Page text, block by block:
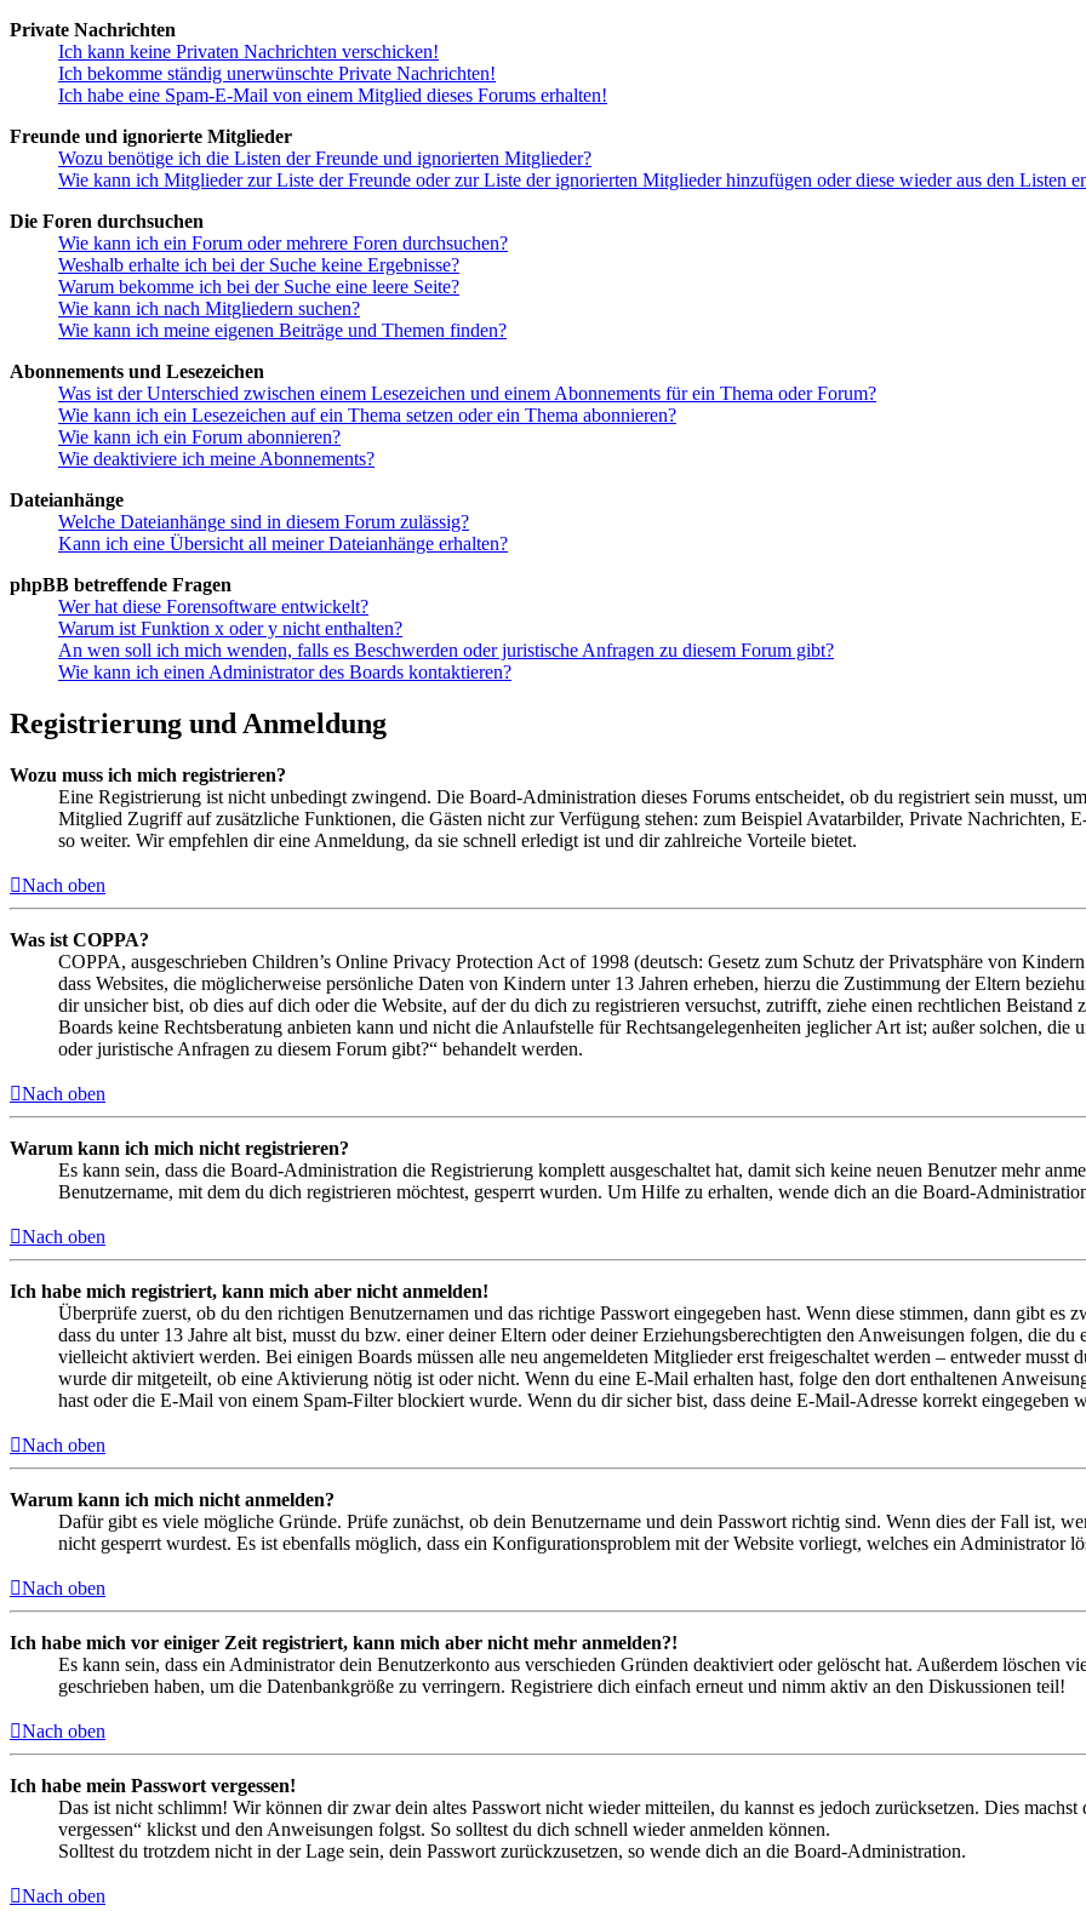
Private Nachrichten
Ich kann keine Privaten Nachrichten verschicken!
Ich bekomme ständig unerwünschte Private Nachrichten!
Ich habe eine Spam-E-Mail von einem Mitglied dieses Forums erhalten!
Freunde und ignorierte Mitglieder
Wozu benötige ich die Listen der Freunde und ignorierten Mitglieder?
Wie kann ich Mitglieder zur Liste der Freunde oder zur Liste der ignorierten Mitglieder hinzufügen oder diese wieder aus den Listen
Die Foren durchsuchen
Wie kann ich ein Forum oder mehrere Foren durchsuchen?
Weshalb erhalte ich bei der Suche keine Ergebnisse?
Warum bekomme ich bei der Suche eine leere Seite?
Wie kann ich nach Mitgliedern suchen?
Wie kann ich meine eigenen Beiträge und Themen finden?
Abonnements und Lesezeichen
Was ist der Unterschied zwischen einem Lesezeichen und einem Abonnements für ein Thema oder Forum?
Wie kann ich ein Lesezeichen auf ein Thema setzen oder ein Thema abonnieren?
Wie kann ich ein Forum abonnieren?
Wie deaktiviere ich meine Abonnements?
Dateianhänge
Welche Dateianhänge sind in diesem Forum zulässig?
Kann ich eine Übersicht all meiner Dateianhänge erhalten?
phpBB betreffende Fragen
Wer hat diese Forensoftware entwickelt?
Warum ist Funktion x oder y nicht enthalten?
An wen soll ich mich wenden, falls es Beschwerden oder juristische Anfragen zu diesem Forum gibt?
Wie kann ich einen Administrator des Boards kontaktieren?
Registrierung und Anmeldung
Wozu muss ich mich registrieren?
Eine Registrierung ist nicht unbedingt zwingend. Die Board-Administration dieses Forums entscheidet, ob du registriert sein musst,
Mitglied Zugriff auf zusätzliche Funktionen, die Gästen nicht zur Verfügung stehen: zum Beispiel Avatarbilder, Private Nachrichten,
so weiter. Wir empfehlen dir eine Anmeldung, da sie schnell erledigt ist und dir zahlreiche Vorteile bietet.
Nach oben
Was ist COPPA?
COPPA, ausgeschrieben Children’s Online Privacy Protection Act of 1998 (deutsch: Gesetz zum Schutz der Privatsphäre von
dass Websites, die möglicherweise persönliche Daten von Kindern unter 13 Jahren erheben, hierzu die Zustimmung der Eltern
dir unsicher bist, ob dies auf dich oder die Website, auf der du dich zu registrieren versuchst, zutrifft, ziehe einen rechtlichen
Boards keine Rechtsberatung anbieten kann und nicht die Anlaufstelle für Rechtsangelegenheiten jeglicher Art ist; außer solchen,
oder juristische Anfragen zu diesem Forum gibt?“ behandelt werden.
Nach oben
Warum kann ich mich nicht registrieren?
Es kann sein, dass die Board-Administration die Registrierung komplett ausgeschaltet hat, damit sich keine neuen Benutzer mehr
Benutzername, mit dem du dich registrieren möchtest, gesperrt wurden. Um Hilfe zu erhalten, wende dich an die Board-
Nach oben
Ich habe mich registriert, kann mich aber nicht anmelden!
Überprüfe zuerst, ob du den richtigen Benutzernamen und das richtige Passwort eingegeben hast. Wenn diese stimmen, dann gibt es
dass du unter 13 Jahre alt bist, musst du bzw. einer deiner Eltern oder deiner Erziehungsberechtigten den Anweisungen folgen, die
vielleicht aktiviert werden. Bei einigen Boards müssen alle neu angemeldeten Mitglieder erst freigeschaltet werden – entweder musst
wurde dir mitgeteilt, ob eine Aktivierung nötig ist oder nicht. Wenn du eine E-Mail erhalten hast, folge den dort enthaltenen
hast oder die E-Mail von einem Spam-Filter blockiert wurde. Wenn du dir sicher bist, dass deine E-Mail-Adresse korrekt eingegeben
Nach oben
Warum kann ich mich nicht anmelden?
Dafür gibt es viele mögliche Gründe. Prüfe zunächst, ob dein Benutzername und dein Passwort richtig sind. Wenn dies der Fall ist,
nicht gesperrt wurdest. Es ist ebenfalls möglich, dass ein Konfigurationsproblem mit der Website vorliegt, welches ein Administrator
Nach oben
Ich habe mich vor einiger Zeit registriert, kann mich aber nicht mehr anmelden?!
Es kann sein, dass ein Administrator dein Benutzerkonto aus verschieden Gründen deaktiviert oder gelöscht hat. Außerdem löschen
geschrieben haben, um die Datenbankgröße zu verringern. Registriere dich einfach erneut und nimm aktiv an den Diskussionen teil!
Nach oben
Ich habe mein Passwort vergessen!
Das ist nicht schlimm! Wir können dir zwar dein altes Passwort nicht wieder mitteilen, du kannst es jedoch zurücksetzen. Dies
vergessen“ klickst und den Anweisungen folgst. So solltest du dich schnell wieder anmelden können.
Solltest du trotzdem nicht in der Lage sein, dein Passwort zurückzusetzen, so wende dich an die Board-Administration.
Nach oben